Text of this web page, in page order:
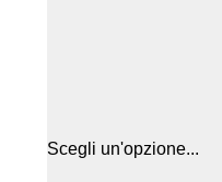
Scegli un'opzione...